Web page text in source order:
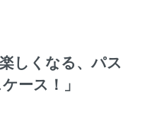
しくなる、パス
ース！」